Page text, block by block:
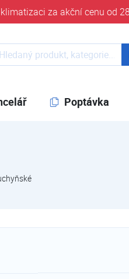
za akční cenu od
web
Poptávka